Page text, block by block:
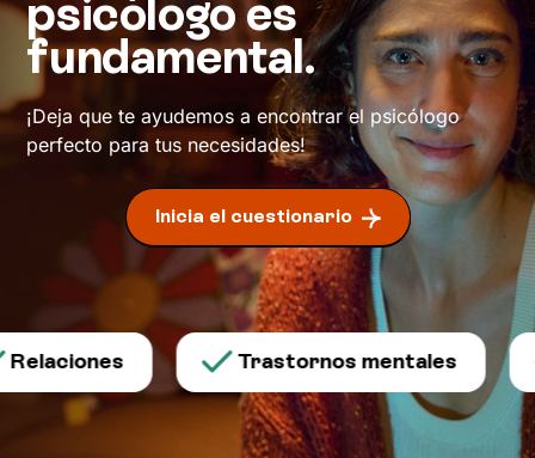
ahí: en lo cotidiano, en aprender a aceptarte y
darte un trato más amable
psicólogo es
fundamental.
¡Deja que te ayudemos a encontrar el psicólogo
perfecto para tus necesidades!
Inicia el cuestionario
Trastornos mentales